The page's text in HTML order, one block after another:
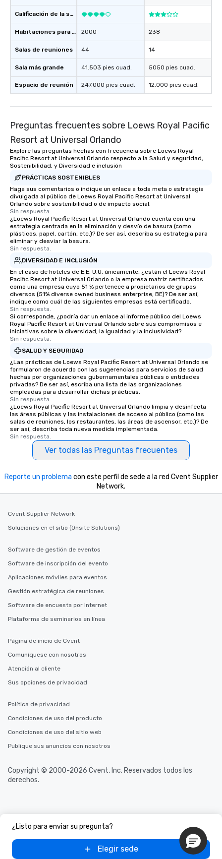
Calificación de la sede
Habitaciones para huéspedes
Salas de reuniones
Sala más grande
Espacio de reunión
2000
44
41.503 pies cuad.
247.000 pies cuad.
238
14
5050 pies cuad.
12.000 pies cuad.
Preguntas frecuentes sobre Loews Royal Pacific
Resort at Universal Orlando
Explore las preguntas hechas con frecuencia sobre Loews Royal
Pacific Resort at Universal Orlando respecto a la Salud y seguridad,
Sostenibilidad, y Diversidad e inclusión
PRÁCTICAS SOSTENIBLES
Haga sus comentarios o indique un enlace a toda meta o estrategia
divulgada al público de Loews Royal Pacific Resort at Universal
Orlando sobre sostenibilidad o de impacto social.
Sin respuesta.
¿Loews Royal Pacific Resort at Universal Orlando cuenta con una
estrategia centrada en la eliminación y desvío de basura (como
plásticos, papel, cartón, etc.)? De ser así, describa su estrategia para
eliminar y desviar la basura.
Sin respuesta.
DIVERSIDAD E INCLUSIÓN
En el caso de hoteles de E.E. U.U. únicamente, ¿están el Loews Royal
Pacific Resort at Universal Orlando o la empresa matriz certificados
como una empresa cuyo 51 % pertenece a propietarios de grupos
diversos (51% diverse owned business enterprise, BE)? De ser así,
indique como cuál de las siguientes empresas está certificado.
Sin respuesta.
Si corresponde, ¿podría dar un enlace al informe público del Loews
Royal Pacific Resort at Universal Orlando sobre sus compromisos e
iniciativas sobre la diversidad, la igualdad y la inclusividad?
Sin respuesta.
SALUD Y SEGURIDAD
¿Las prácticas de Loews Royal Pacific Resort at Universal Orlando se
formularon de acuerdo con las sugerencias para servicios de salud
hechas por organizaciones gubernamentales públicas o entidades
privadas? De ser así, escriba una lista de las organizaciones
empleadas para desarrollar dichas prácticas.
Sin respuesta.
¿Loews Royal Pacific Resort at Universal Orlando limpia y desinfecta
las áreas públicas y las instalaciones de acceso al público (como las
salas de reuniones, los restaurantes, las áreas de ascensor, etc.)? De
ser así, describa toda nueva medida implementada.
Sin respuesta.
Ver todas las Preguntas frecuentes
¿Listo para enviar su pregunta?
Elegir sede
Reporte un problema con este perfil de sede a la red Cvent Supplier
Network.
Cvent Supplier Network
Soluciones en el sitio (Onsite Solutions)
Software de gestión de eventos
Software de inscripción del evento
Aplicaciones móviles para eventos
Gestión estratégica de reuniones
Software de encuesta por Internet
Plataforma de seminarios en línea
Página de inicio de Cvent
Comuníquese con nosotros
Atención al cliente
Sus opciones de privacidad
Política de privacidad
Condiciones de uso del producto
Condiciones de uso del sitio web
Publique sus anuncios con nosotros
Copyright © 2000-2026 Cvent, Inc. Reservados todos los
derechos.